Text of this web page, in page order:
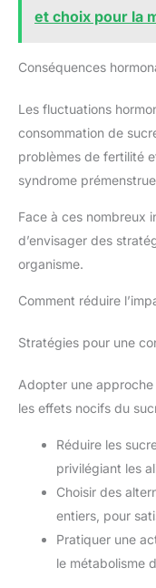
et choix pour la
Conséquences
Les fluctuations
consommation de
problèmes de fertilité
syndrome
Face à ces nombreux
d’envisager des
organisme.
Comment réduire
Stratégies pour une
Adopter une
les effets nocifs du
Réduire les
privilégiant les
Choisir des
entiers, pour
Pratiquer une
le métabolisme